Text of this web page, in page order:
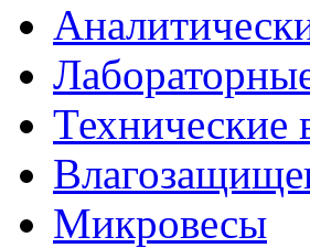
Технические
Микровесы